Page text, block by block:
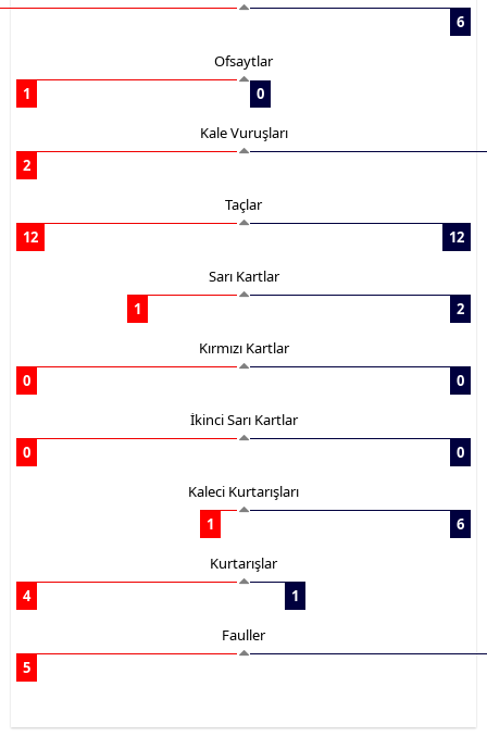
6
Ofsaytlar
1
0
Kale Vuruşları
2
Taçlar
12
12
Sarı Kartlar
1
2
Kırmızı Kartlar
0
0
İkinci Sarı Kartlar
0
0
Kaleci Kurtarışları
1
6
Kurtarışlar
4
1
Fauller
5